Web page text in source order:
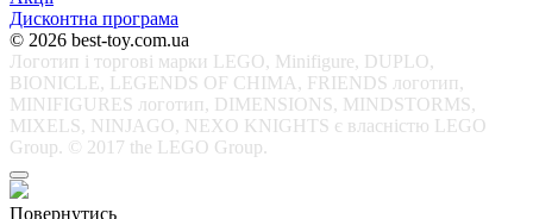
Дисконтна програма
© 2026 best-toy.com.ua
Логотип і торгові марки LEGO, Minifigure, DUPLO,
BIONICLE, LEGENDS OF CHIMA, FRIENDS логотип,
MINIFIGURES логотип, DIMENSIONS, MINDSTORMS,
MIXELS, NINJAGO, NEXO KNIGHTS є власністю LEGO
Group. © 2017 the LEGO Group.
Повернутись